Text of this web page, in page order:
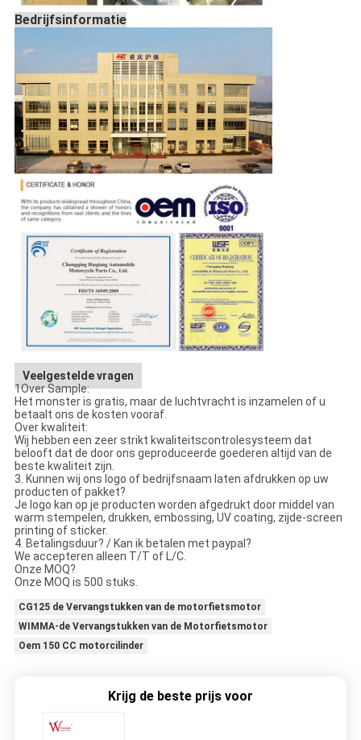
Bedrijfsinformatie
Veelgestelde vragen
1Over Sample:
Het monster is gratis, maar de luchtvracht is inzamelen of u
betaalt ons de kosten vooraf.
Over kwaliteit:
Wij hebben een zeer strikt kwaliteitscontrolesysteem dat
belooft dat de door ons geproduceerde goederen altijd van de
beste kwaliteit zijn.
3. Kunnen wij ons logo of bedrijfsnaam laten afdrukken op uw
producten of pakket?
Je logo kan op je producten worden afgedrukt door middel van
warm stempelen, drukken, embossing, UV coating, zijde-screen
printing of sticker.
4. Betalingsduur? / Kan ik betalen met paypal?
We accepteren alleen T/T of L/C.
Onze MOQ?
Onze MOQ is 500 stuks.
CG125 de Vervangstukken van de motorfietsmotor
WIMMA-de Vervangstukken van de Motorfietsmotor
Oem 150 CC motorcilinder
Krijg de beste prijs voor